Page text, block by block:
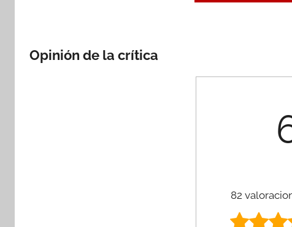
Opinión de la crítica
82